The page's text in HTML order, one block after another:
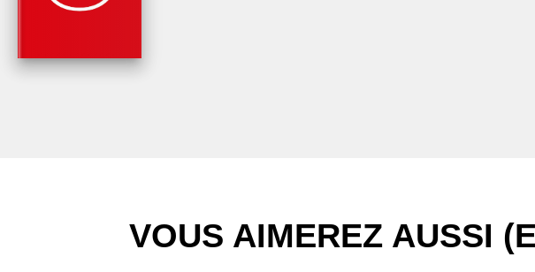
VOUS AIMEREZ AUSSI